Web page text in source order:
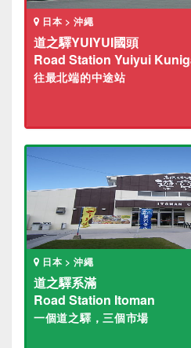
日本 > 沖繩
道之驛YUIYUI國頭
Road Station Yuiyui
往最北端的中途站
日本 > 沖繩
道之驛系滿
Road Station Itoman
一個道之驛，三個市場